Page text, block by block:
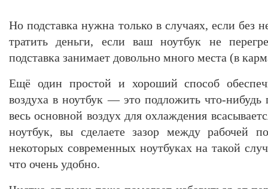
Но подставка нужна только в случаях, если без
тратить деньги, если ваш ноутбук не
подставка занимает довольно много места (в
Ещё один простой и хороший способ
воздуха в ноутбук — это подложить что-нибудь
весь основной воздух для охлаждения
ноутбук, вы сделаете зазор между рабочей
некоторых современных ноутбуках на такой
что очень удобно.